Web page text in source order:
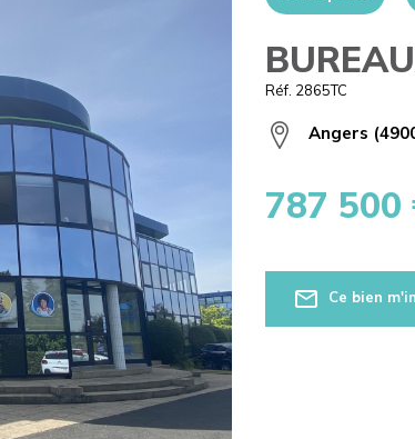
Réf. 2865TC
Angers
787 500
Ce bien